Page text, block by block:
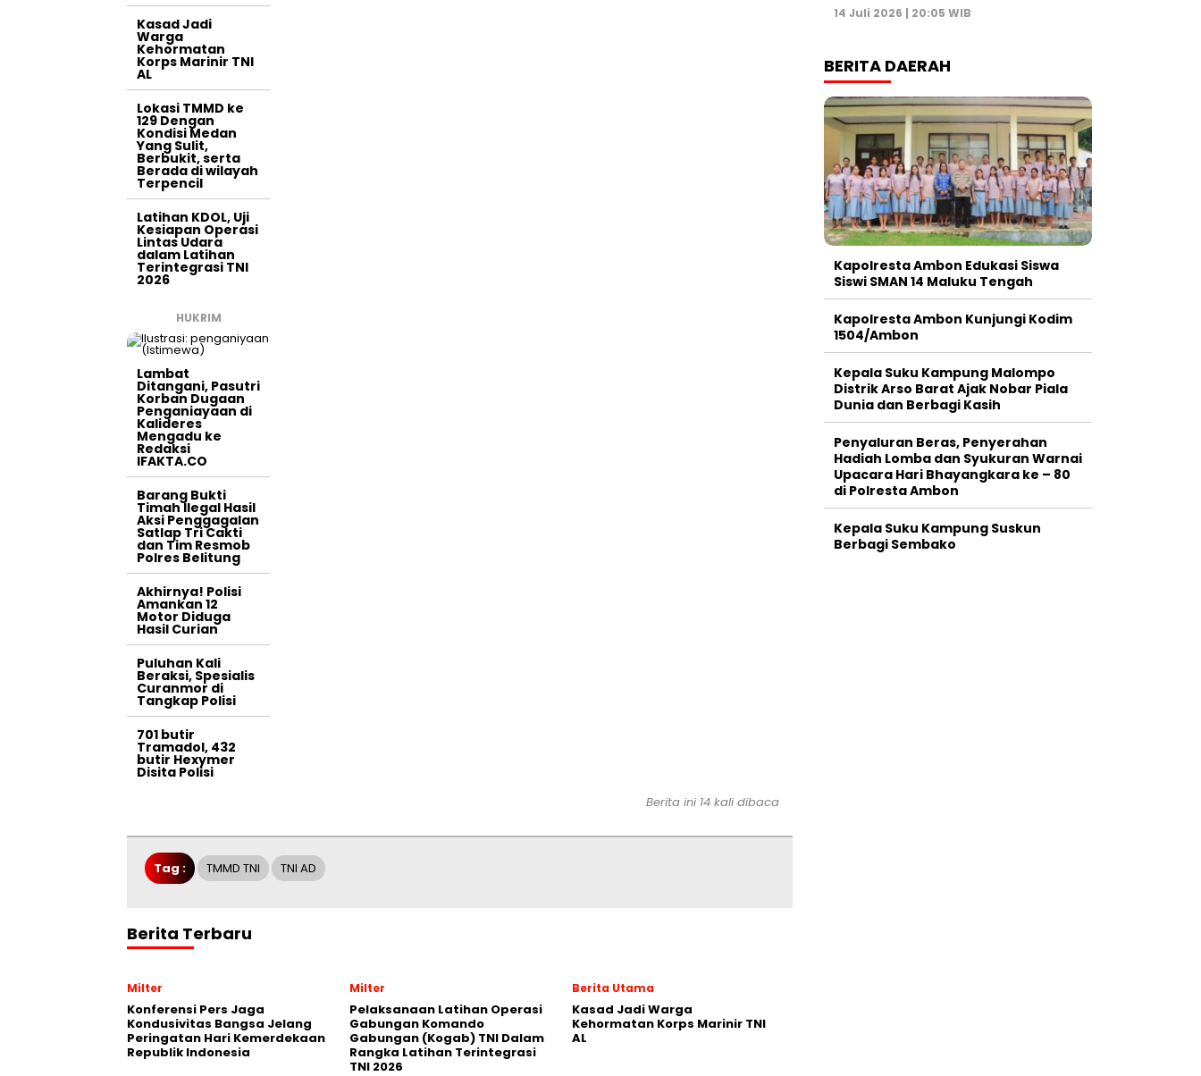
Kasad Jadi
Warga
Kehormatan
Korps Marinir TNI
AL
Lokasi TMMD ke
129 Dengan
Kondisi Medan
Yang Sulit,
Berbukit, serta
Berada di wilayah
Terpencil
Latihan KDOL, Uji
Kesiapan Operasi
Lintas Udara
dalam Latihan
Terintegrasi TNI
2026
HUKRIM
Lambat
Ditangani, Pasutri
Korban Dugaan
Penganiayaan di
Kalideres
Mengadu ke
Redaksi
IFAKTA.CO
Barang Bukti
Timah Ilegal Hasil
Aksi Penggagalan
Satlap Tri Cakti
dan Tim Resmob
Polres Belitung
Akhirnya! Polisi
Amankan 12
Motor Diduga
Hasil Curian
Puluhan Kali
Beraksi, Spesialis
Curanmor di
Tangkap Polisi
701 butir
Tramadol, 432
butir Hexymer
Disita Polisi
Berita ini 14 kali dibaca
Tag : TMMD TNI TNI AD
Berita Terbaru
Milter
Konferensi Pers Jaga
Kondusivitas Bangsa Jelang
Peringatan Hari Kemerdekaan
Republik Indonesia
Milter
Pelaksanaan Latihan Operasi
Gabungan Komando
Gabungan (Kogab) TNI Dalam
Rangka Latihan Terintegrasi
TNI 2026
Berita Utama
Kasad Jadi Warga
Kehormatan Korps Marinir TNI
AL
14 Juli 2026 | 20:05 WIB
BERITA DAERAH
Kapolresta Ambon Edukasi Siswa
Siswi SMAN 14 Maluku Tengah
Kapolresta Ambon Kunjungi Kodim
1504/Ambon
Kepala Suku Kampung Malompo
Distrik Arso Barat Ajak Nobar Piala
Dunia dan Berbagi Kasih
Penyaluran Beras, Penyerahan
Hadiah Lomba dan Syukuran Warnai
Upacara Hari Bhayangkara ke – 80
di Polresta Ambon
Kepala Suku Kampung Suskun
Berbagi Sembako